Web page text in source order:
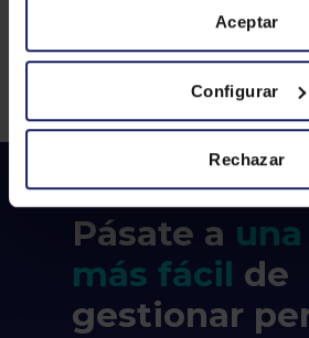
Aceptar
Configurar
Rechazar
Pásate a
más fácil de
gestionar